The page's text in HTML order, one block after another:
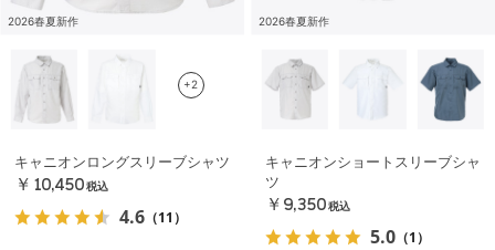
2026春夏新作
+2
キャニオンロングスリーブシャツ
￥10,450 税込
4.6 （11）
2026春夏新作
キャニオンショートスリーブシャ
ツ
￥9,350 税込
5.0 （1）